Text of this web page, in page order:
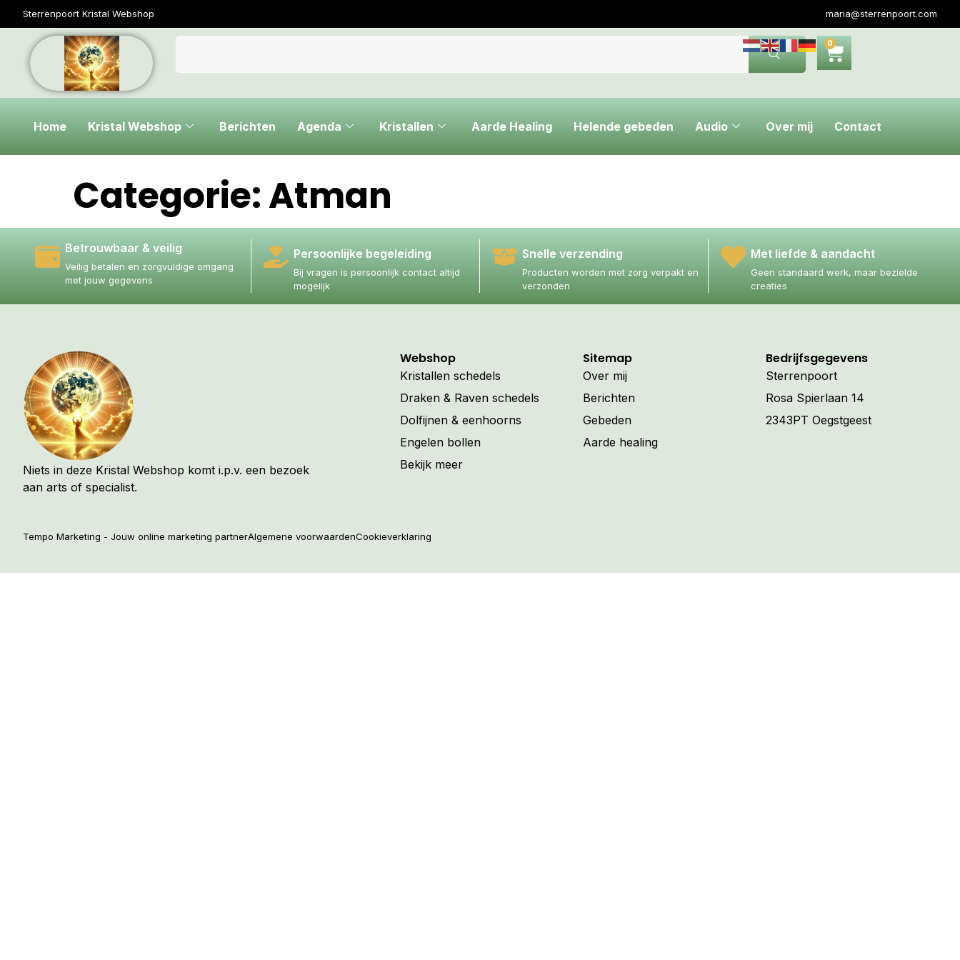
Sterrenpoort Kristal Webshop maria@sterrenpoort.com
0
Home Kristal Webshop Berichten Agenda Kristallen Aarde Healing Helende gebeden Audio Over mij Contact
Categorie:Atman
Betrouwbaar & veilig
Veilig betalen en zorgvuldige omgang
met jouw gegevens
Persoonlijke begeleiding
Bij vragen is persoonlijk contact altijd
mogelijk
Snelle verzending
Producten worden met zorg verpakt en
verzonden
Met liefde & aandacht
Geen standaard werk, maar bezielde
creaties
Niets in deze Kristal Webshop komt i.p.v. een bezoek
aan arts of specialist.
Webshop
Kristallen schedels
Draken & Raven schedels
Dolfijnen & eenhoorns
Engelen bollen
Bekijk meer
Sitemap
Over mij
Berichten
Gebeden
Aarde healing
Bedrijfsgegevens
Sterrenpoort
Rosa Spierlaan 14
2343PT Oegstgeest
Tempo Marketing - Jouw online marketing partnerAlgemene voorwaardenCookieverklaring